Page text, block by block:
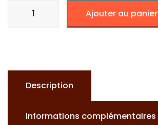
MANGA
Ajouter au panier
Description
Informations complémentaires